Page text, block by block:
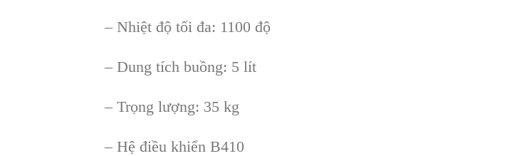
– Nhiệt độ tối đa: 1100 độ
– Dung tích buồng: 5 lít
– Trọng lượng: 35 kg
– Hệ điều khiển B410